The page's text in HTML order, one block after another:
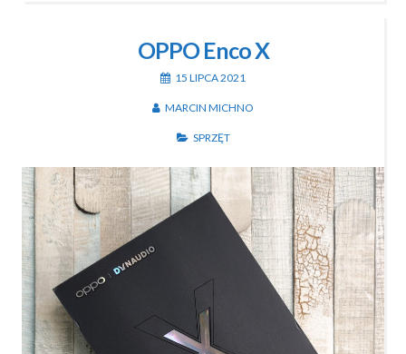
OPPO Enco X
15 LIPCA 2021
MARCIN MICHNO
SPRZĘT